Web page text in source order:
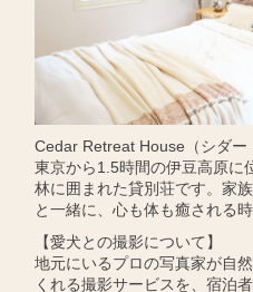
Cedar Retreat House（シダー
東京から1.5時間の伊豆高原に
林に囲まれた貸別荘です。家
と一緒に、心も体も癒される
【愛犬との撮影について】
地元にいるプロの写真家が自
くれる撮影サービスを、宿泊